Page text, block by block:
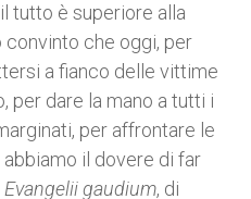
tutto è superiore alla
convinto che oggi, per
a fianco delle vittime
per dare la mano a tutti i
per affrontare le
il dovere di far
Evangelii gaudium, di